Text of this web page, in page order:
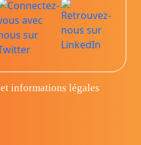
informations légales